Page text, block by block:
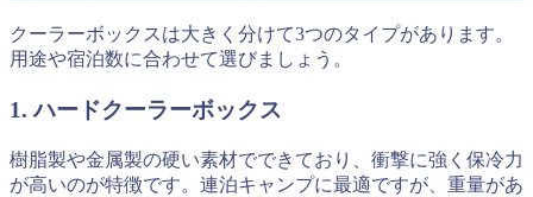
クーラーボックスは大きく分けて3つのタイプがあります。
用途や宿泊数に合わせて選びましょう。
1. ハードクーラーボックス
樹脂製や金属製の硬い素材でできており、衝撃に強く保冷力
が高いのが特徴です。連泊キャンプに最適ですが、重量があ